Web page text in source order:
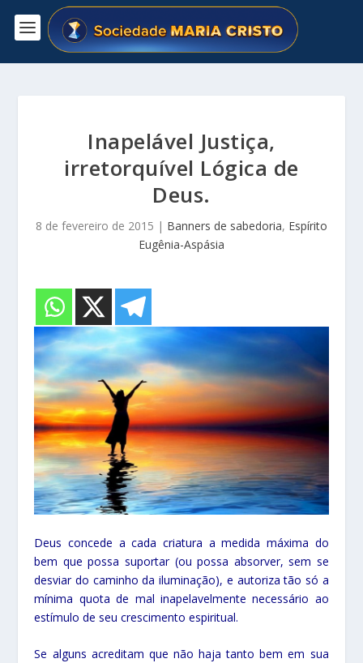
Inapelável Justiça,
irretorquível Lógica de
Deus.
8 de fevereiro de 2015 | Banners de sabedoria, Espírito
Eugênia-Aspásia
Deus concede a cada criatura a medida máxima do
bem que possa suportar (ou possa absorver, sem se
desviar do caminho da iluminação), e autoriza tão só a
mínima quota de mal inapelavelmente necessário ao
estímulo de seu crescimento espiritual.
Se alguns acreditam que não haja tanto bem em sua